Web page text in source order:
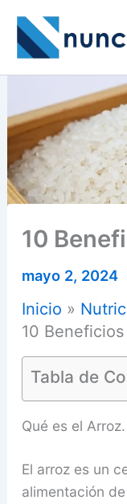
contenido
10
mayo 2, 2024
Inicio
10
Tabla de
Qué es el Arroz.
El arroz es un
alimentación